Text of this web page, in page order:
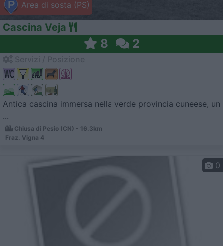
Area di sosta (PS)
Cascina Veja
8 2
Antica cascina immersa nella verde provincia cuneese, un
...
Chiusa di Pesio (CN) - 16.3km
Fraz. Vigna 4
0